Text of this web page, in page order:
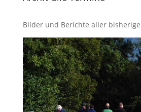
Bilder und Berichte aller